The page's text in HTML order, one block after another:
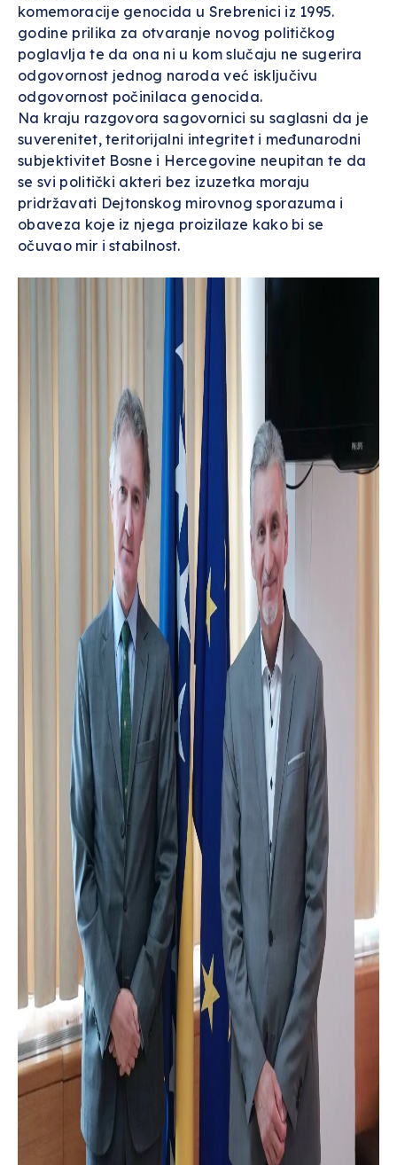
komemoracije genocida u Srebrenici iz 1995.
godine prilika za otvaranje novog političkog
poglavlja te da ona ni u kom slučaju ne sugerira
odgovornost jednog naroda već isključivu
odgovornost počinilaca genocida.
Na kraju razgovora sagovornici su saglasni da je
suverenitet, teritorijalni integritet i međunarodni
subjektivitet Bosne i Hercegovine neupitan te da
se svi politički akteri bez izuzetka moraju
pridržavati Dejtonskog mirovnog sporazuma i
obaveza koje iz njega proizilaze kako bi se
očuvao mir i stabilnost.